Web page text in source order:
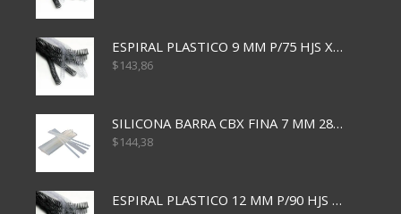
ESPIRAL PLASTICO 9 MM P/75 HJS X50X2400
$143,86
SILICONA BARRA CBX FINA 7 MM 28 CM
$144,38
ESPIRAL PLASTICO 12 MM P/90 HJS X50X1500